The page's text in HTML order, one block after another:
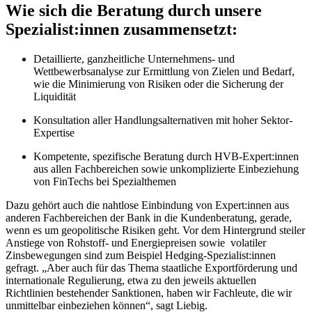
Wie sich die Beratung durch unsere
Spezialist:innen zusammensetzt:
Detaillierte, ganzheitliche Unternehmens- und
Wettbewerbsanalyse zur Ermittlung von Zielen und Bedarf,
wie die Minimierung von Risiken oder die Sicherung der
Liquidität
Konsultation aller Handlungsalternativen mit hoher Sektor-
Expertise
Kompetente, spezifische Beratung durch HVB-Expert:innen
aus allen Fachbereichen sowie unkomplizierte Einbeziehung
von FinTechs bei Spezialthemen
Dazu gehört auch die nahtlose Einbindung von Expert:innen aus
anderen Fachbereichen der Bank in die Kundenberatung, gerade,
wenn es um geopolitische Risiken geht. Vor dem Hintergrund steiler
Anstiege von Rohstoff- und Energiepreisen sowie volatiler
Zinsbewegungen sind zum Beispiel Hedging-Spezialist:innen
gefragt. „Aber auch für das Thema staatliche Exportförderung und
internationale Regulierung, etwa zu den jeweils aktuellen
Richtlinien bestehender Sanktionen, haben wir Fachleute, die wir
unmittelbar einbeziehen können“, sagt Liebig.